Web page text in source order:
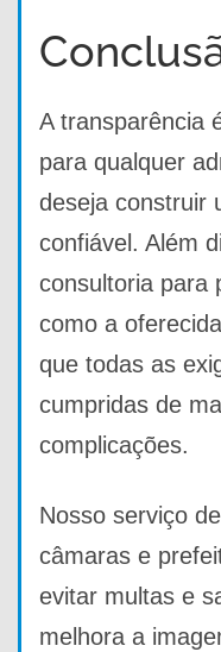
A transparência
para qualquer
deseja construir
confiável. Além
consultoria para
como a
que todas as
cumpridas de
complicações.
Nosso serviço
câmaras e
evitar multas e
melhora a